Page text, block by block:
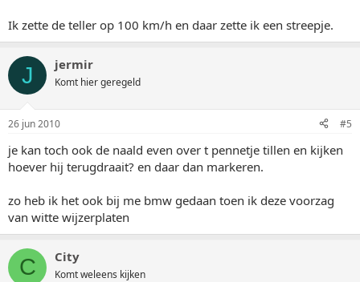
Ik zette de teller op 100 km/h en daar zette ik een streepje.
J jermir
Komt hier geregeld
26 jun 2010 #5
je kan toch ook de naald even over t pennetje tillen en kijken
hoever hij terugdraait? en daar dan markeren.
zo heb ik het ook bij me bmw gedaan toen ik deze voorzag
van witte wijzerplaten
C City
Komt weleens kijken